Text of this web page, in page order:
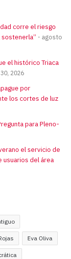
corre el riesgo
agosto
el histórico Triaca
2026
por
los cortes de luz
para Pleno-
el servicio de
usuarios del área
Eva Oliva